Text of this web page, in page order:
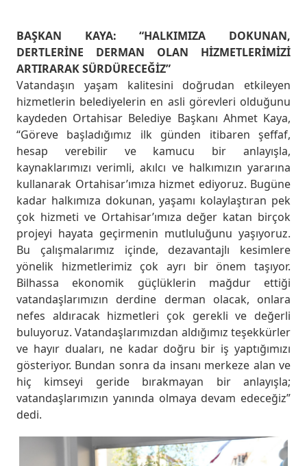
BAŞKAN KAYA: “HALKIMIZA DOKUNAN,
DERTLERİNE DERMAN OLAN HİZMETLERİMİZİ
ARTIRARAK SÜRDÜRECEĞİZ”
Vatandaşın yaşam kalitesini doğrudan etkileyen
hizmetlerin belediyelerin en asli görevleri olduğunu
kaydeden Ortahisar Belediye Başkanı Ahmet Kaya,
“Göreve başladığımız ilk günden itibaren şeffaf,
hesap verebilir ve kamucu bir anlayışla,
kaynaklarımızı verimli, akılcı ve halkımızın yararına
kullanarak Ortahisar’ımıza hizmet ediyoruz. Bugüne
kadar halkımıza dokunan, yaşamı kolaylaştıran pek
çok hizmeti ve Ortahisar’ımıza değer katan birçok
projeyi hayata geçirmenin mutluluğunu yaşıyoruz.
Bu çalışmalarımız içinde, dezavantajlı kesimlere
yönelik hizmetlerimiz çok ayrı bir önem taşıyor.
Bilhassa ekonomik güçlüklerin mağdur ettiği
vatandaşlarımızın derdine derman olacak, onlara
nefes aldıracak hizmetleri çok gerekli ve değerli
buluyoruz. Vatandaşlarımızdan aldığımız teşekkürler
ve hayır duaları, ne kadar doğru bir iş yaptığımızı
gösteriyor. Bundan sonra da insanı merkeze alan ve
hiç kimseyi geride bırakmayan bir anlayışla;
vatandaşlarımızın yanında olmaya devam edeceğiz”
dedi.